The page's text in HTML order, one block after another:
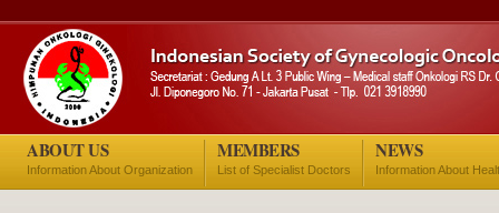
ABOUT US
Information About Organization
MEMBERS
List of Specialist Doctors
NEWS
Information About